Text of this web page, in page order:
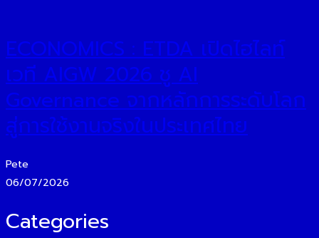
ECONOMICS : ETDA เปิดไฮไลท์
เวที AIGW 2026 ชู AI
Governance จากหลักการระดับโลก
สู่การใช้งานจริงในประเทศไทย
Pete
06/07/2026
Categories